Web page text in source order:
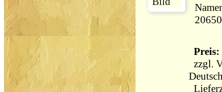
20650
Preis:
zzgl.